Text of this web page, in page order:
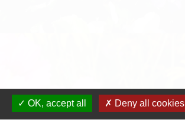
OK, accept all Deny all cookies